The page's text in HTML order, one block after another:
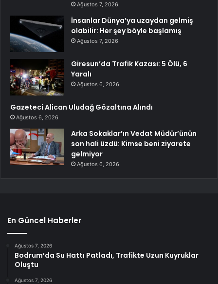
Ağustos 7, 2026
İnsanlar Dünya’ya uzaydan gelmiş
olabilir: Her şey böyle başlamış
Ağustos 7, 2026
Giresun’da Trafik Kazası: 5 Ölü, 6
Yaralı
Ağustos 6, 2026
Gazeteci Alican Uludağ Gözaltına Alındı
Ağustos 6, 2026
Arka Sokaklar’ın Vedat Müdür’ünün
son hali üzdü: Kimse beni ziyarete
gelmiyor
Ağustos 6, 2026
En Güncel Haberler
Ağustos 7, 2026
Bodrum’da Su Hattı Patladı, Trafikte Uzun Kuyruklar
Oluştu
Ağustos 7, 2026